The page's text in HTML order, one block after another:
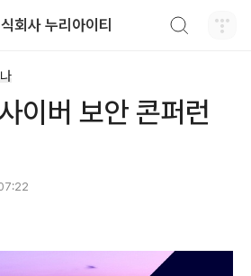
회사 누리아이티
이버 보안 콘퍼런